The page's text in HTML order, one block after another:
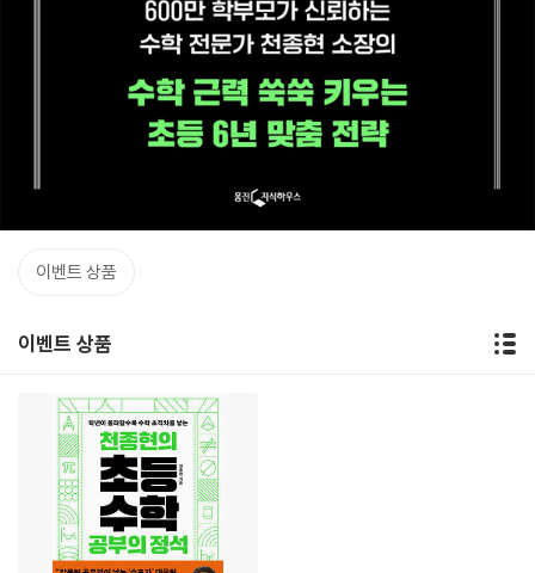
이벤트 상품
이벤트 상품